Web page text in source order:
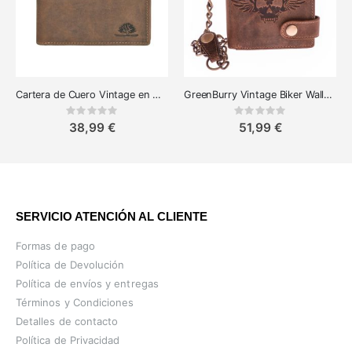
Cartera de Cuero Vintage en Marrón Antiguo de Greenburry
Rating:
38,99 €
GreenBurry Vintage Biker Wallet - Motivo Calavera
Rating:
51,99 €
SERVICIO ATENCIÓN AL CLIENTE
Formas de pago
Política de Devolución
Política de envíos y entregas
Términos y Condiciones
Detalles de contacto
Política de Privacidad